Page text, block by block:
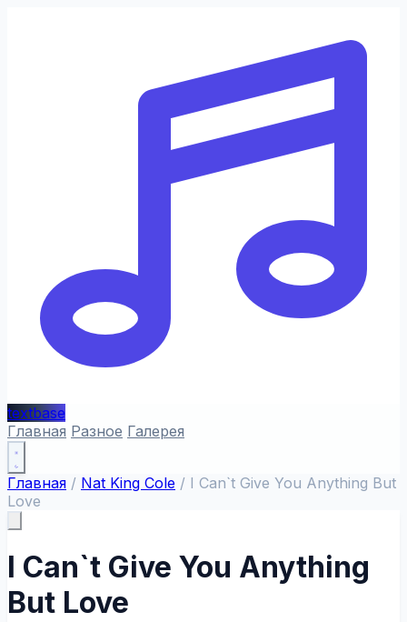
textbase
Главная Разное Галерея
Главная / Nat King Cole / I Can`t Give You Anything But
Love
I Can`t Give You Anything
But Love